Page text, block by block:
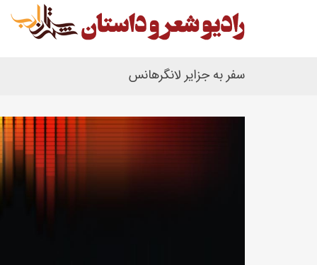
سفر به جزایر لانگرهانس